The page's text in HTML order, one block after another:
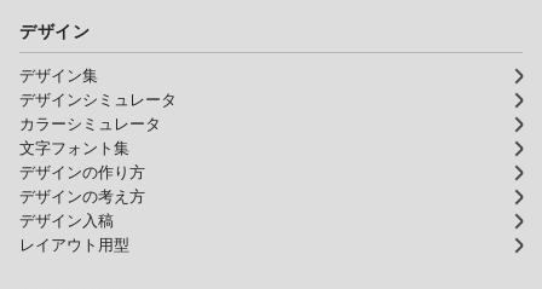
デザイン
デザイン集
デザインシミュレータ
カラーシミュレータ
文字フォント集
デザインの作り方
デザインの考え方
デザイン入稿
レイアウト用型